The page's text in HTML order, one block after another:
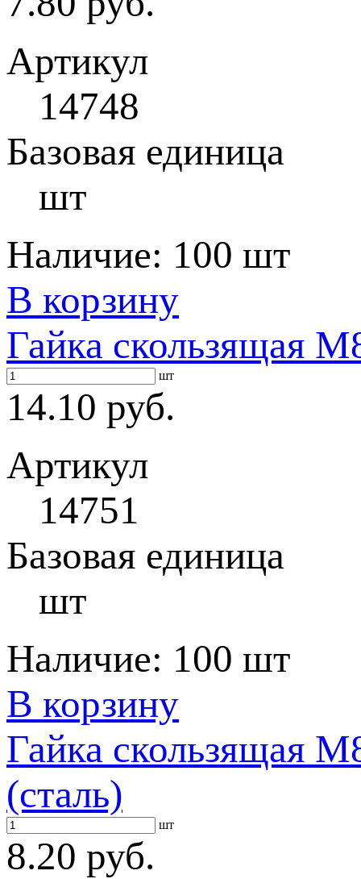
Артикул
14748
Базовая единица
шт
Наличие: 100 шт
В корзину
Гайка скользящая
шт
14.10 руб.
Артикул
14751
Базовая единица
шт
Наличие: 100 шт
В корзину
Гайка скользящая
(сталь)
шт
8.20 руб.